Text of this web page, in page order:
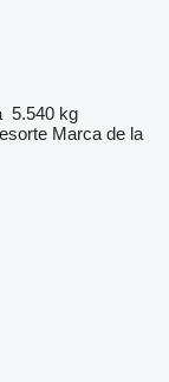
5.540 kg
Marca de la